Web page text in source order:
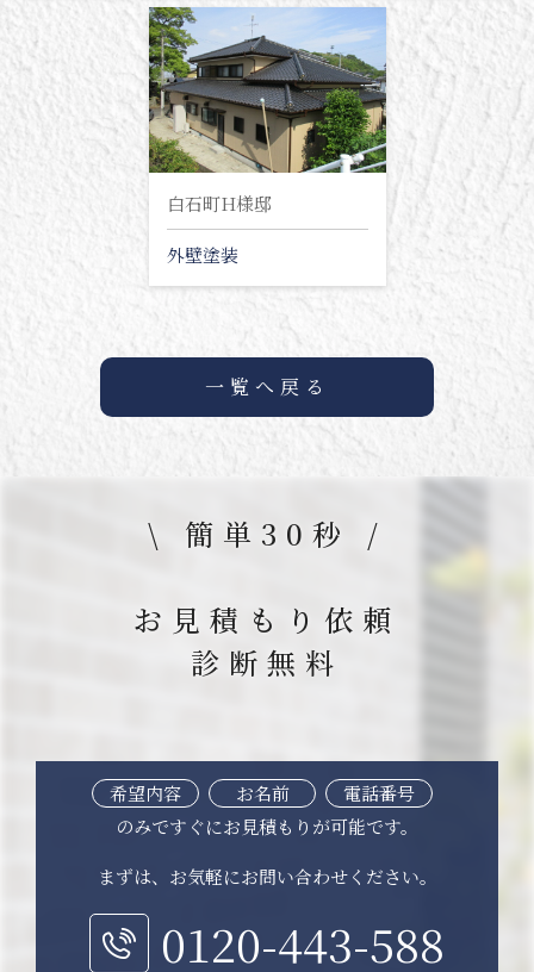
白石町H様邸
外壁塗装
一覧へ戻る
\ 簡単30秒 /
お見積もり依頼
診断無料
希望内容 お名前
電話番号
のみですぐにお見積もりが可能です。
まずは、お気軽にお問い合わせください。
0120-443-588